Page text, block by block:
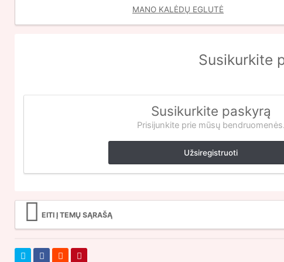
MANO KALĖDŲ EGLUTĖ
Susikurkite
Susikurkite paskyrą
Prisijunkite prie mūsų bendruomenės.
Užsiregistruoti
EITI Į TEMŲ SĄRAŠĄ